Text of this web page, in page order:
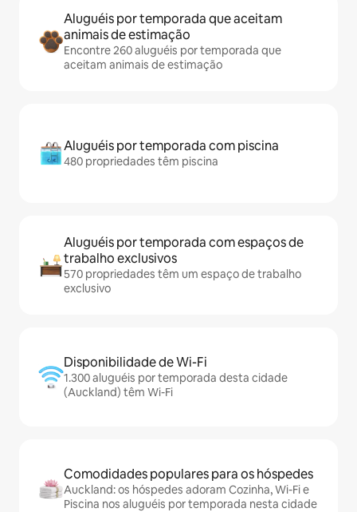
Aluguéis por temporada que aceitam
animais de estimação
Encontre 260 aluguéis por temporada que
aceitam animais de estimação
Aluguéis por temporada com piscina
480 propriedades têm piscina
Aluguéis por temporada com espaços de
trabalho exclusivos
570 propriedades têm um espaço de trabalho
exclusivo
Disponibilidade de Wi-Fi
1.300 aluguéis por temporada desta cidade
(Auckland) têm Wi-Fi
Comodidades populares para os hóspedes
Auckland: os hóspedes adoram Cozinha, Wi-Fi e
Piscina nos aluguéis por temporada nesta cidade